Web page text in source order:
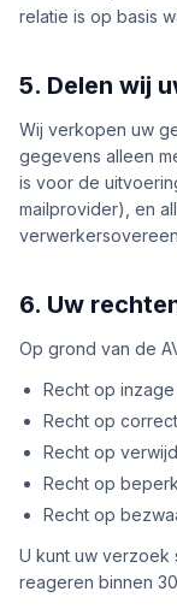
relatie is op basis
5. Delen wij
Wij verkopen uw
gegevens alleen
is voor de
mailprovider), en
6. Uw
Op grond van de
Recht op
Recht op
Recht op
Recht op
Recht op
U kunt uw verzoek
reageren binnen